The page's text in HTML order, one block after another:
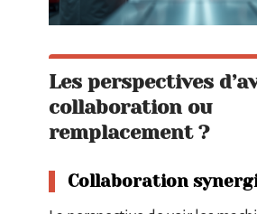
Les perspectives
collaboration ou
remplacement ?
Collaboration